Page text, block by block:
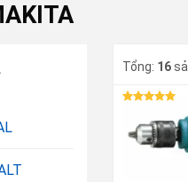
Tổng: 16
hạng5.00
5 sao